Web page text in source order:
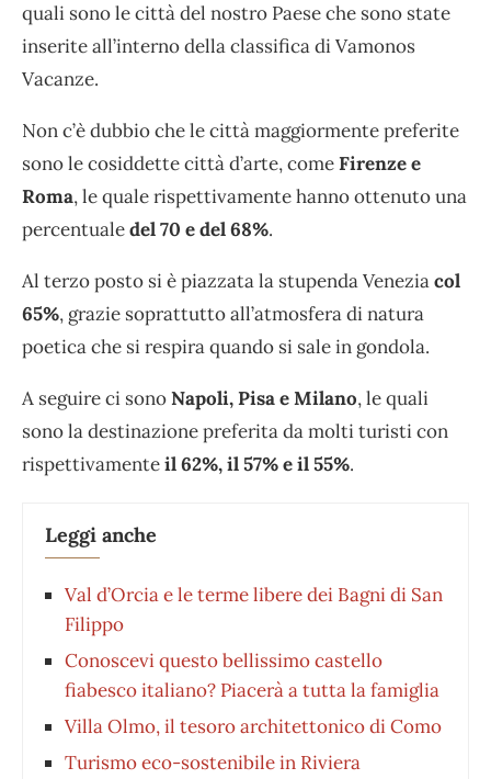
quali sono le città del nostro Paese che sono state
inserite all’interno della classifica di Vamonos
Vacanze.
Non c’è dubbio che le città maggiormente preferite
sono le cosiddette città d’arte, comeFirenze e
Roma, le quale rispettivamente hanno ottenuto una
percentualedel 70 e del 68%.
Al terzo posto si è piazzata la stupenda Veneziacol
65%, grazie soprattutto all’atmosfera di natura
poetica che si respira quando si sale in gondola.
A seguire ci sonoNapoli, Pisa e Milano, le quali
sono la destinazione preferita da molti turisti con
rispettivamenteil 62%, il 57% e il 55%.
Leggi anche
Val d’Orcia e le terme libere dei Bagni di San
Filippo
Conoscevi questo bellissimo castello
fiabesco italiano? Piacerà a tutta la famiglia
Villa Olmo, il tesoro architettonico di Como
Turismo eco-sostenibile in Riviera